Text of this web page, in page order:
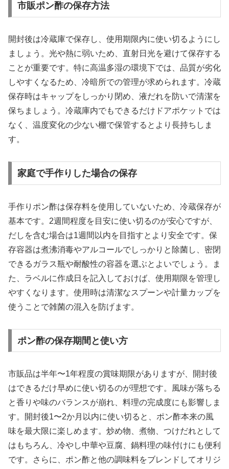
市販ポン酢の保存方法
開封後は冷蔵庫で保存し、使用期限内に使い切るようにし
ましょう。光や熱に弱いため、直射日光を避けて保存する
ことが重要です。特に高温多湿の環境下では、品質が劣化
しやすくなるため、冷暗所での管理が求められます。冷蔵
保存時はキャップをしっかり閉め、液だれを防いで清潔を
保ちましょう。冷蔵庫内でもできるだけドアポケットでは
なく、温度変化の少ない棚で保管するとより長持ちしま
す。
家庭で手作りした場合の保存
手作りポン酢は保存料を使用していないため、冷蔵保存が
基本です。2週間程度を目安に使い切るのが安心ですが、
だしを含む場合は1週間以内を目指すとより安全です。保
存容器は煮沸消毒やアルコールでしっかりと除菌し、密閉
できるガラス瓶や耐酸性の容器を選ぶとよいでしょう。ま
た、ラベルに作成日を記入しておけば、使用期限を管理し
やすくなります。使用時は清潔なスプーンや計量カップを
使うことで雑菌の混入を防げます。
ポン酢の保存期間と使い方
市販品は半年〜1年程度の賞味期限がありますが、開封後
はできるだけ早めに使い切るのが理想です。風味が落ちる
と香りや味のバランスが崩れ、料理の完成度にも影響しま
す。開封後1〜2か月以内に使い切ると、ポン酢本来の風
味を最大限に楽しめます。炒め物、煮物、つけだれとして
はもちろん、冷やし中華や豆腐、鍋料理の味付けにも便利
です。さらに、ポン酢と他の調味料をブレンドしてオリジ